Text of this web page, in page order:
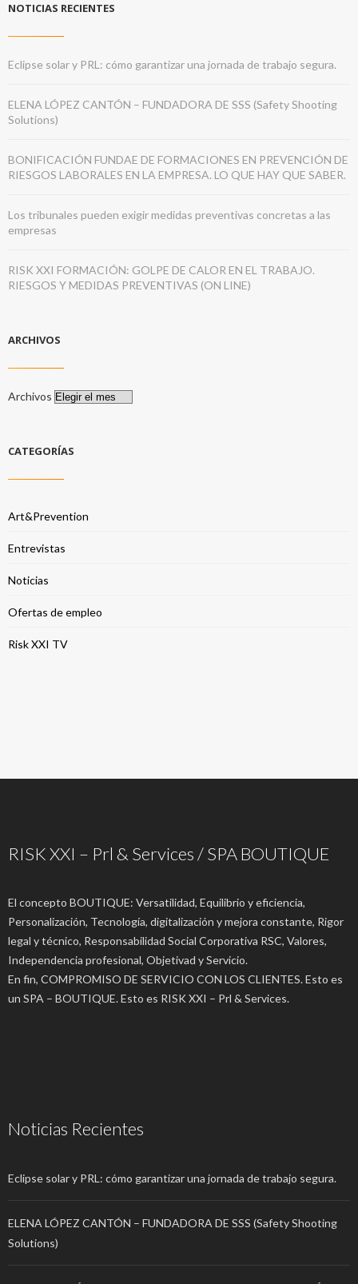
NOTICIAS RECIENTES
Eclipse solar y PRL: cómo garantizar una jornada de trabajo segura.
ELENA LÓPEZ CANTÓN – FUNDADORA DE SSS (Safety Shooting
Solutions)
BONIFICACIÓN FUNDAE DE FORMACIONES EN PREVENCIÓN DE
RIESGOS LABORALES EN LA EMPRESA. LO QUE HAY QUE SABER.
Los tribunales pueden exigir medidas preventivas concretas a las
empresas
RISK XXI FORMACIÓN: GOLPE DE CALOR EN EL TRABAJO.
RIESGOS Y MEDIDAS PREVENTIVAS (ON LINE)
ARCHIVOS
Archivos
CATEGORÍAS
Art&Prevention
Entrevistas
Noticias
Ofertas de empleo
Risk XXI TV
RISK XXI – Prl & Services / SPA BOUTIQUE
El concepto BOUTIQUE: Versatilidad, Equilibrio y eficiencia,
Personalización, Tecnología, digitalización y mejora constante, Rigor
legal y técnico, Responsabilidad Social Corporativa RSC, Valores,
Independencia profesional, Objetivad y Servicio.
En fin, COMPROMISO DE SERVICIO CON LOS CLIENTES. Esto es
un SPA – BOUTIQUE. Esto es RISK XXI – Prl & Services.
Noticias Recientes
Eclipse solar y PRL: cómo garantizar una jornada de trabajo segura.
ELENA LÓPEZ CANTÓN – FUNDADORA DE SSS (Safety Shooting
Solutions)